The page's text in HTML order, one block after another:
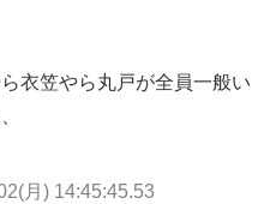
衣笠やら丸戸が全員一般い
月) 14:45:45.53